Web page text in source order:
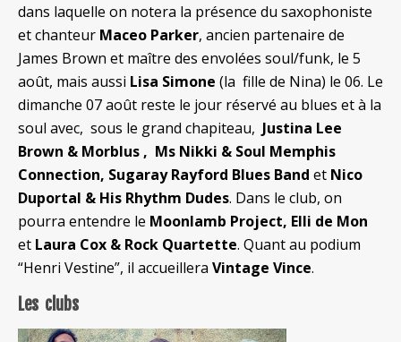
dans laquelle on notera la présence du saxophoniste
et chanteur Maceo Parker, ancien partenaire de
James Brown et maître des envolées soul/funk, le 5
août, mais aussi Lisa Simone (la fille de Nina) le 06. Le
dimanche 07 août reste le jour réservé au blues et à la
soul avec, sous le grand chapiteau, Justina Lee
Brown & Morblus , Ms Nikki & Soul Memphis
Connection, Sugaray Rayford Blues Band et Nico
Duportal & His Rhythm Dudes. Dans le club, on
pourra entendre le Moonlamb Project, Elli de Mon
et Laura Cox & Rock Quartette. Quant au podium
“Henri Vestine”, il accueillera Vintage Vince.
Les clubs